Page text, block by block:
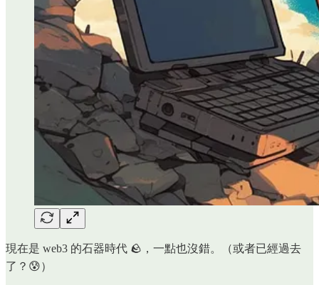
現在是 web3 的石器時代 🪨，一點也沒錯。（或者已經過去
了？😰）